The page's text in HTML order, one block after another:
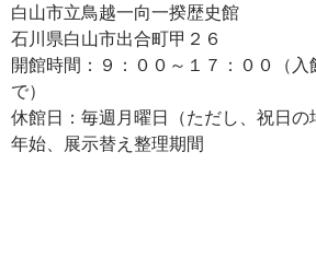
白山市立鳥越一向一揆歴史館
石川県白山市出合町甲２６
開館時間：９：００～１７：００（入
で）
休館日：毎週月曜日（ただし、祝日の
年始、展示替え整理期間